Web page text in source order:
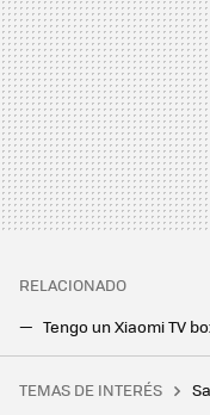
RELACIONADO
TEMAS DE INTERÉS